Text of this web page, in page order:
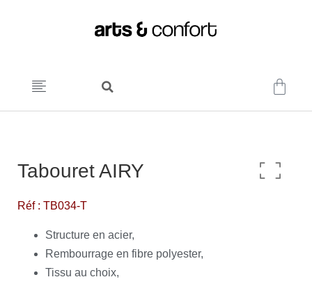
Tabouret AIRY
Réf : TB034-T
Structure en acier,
Rembourrage en fibre polyester,
Tissu au choix,